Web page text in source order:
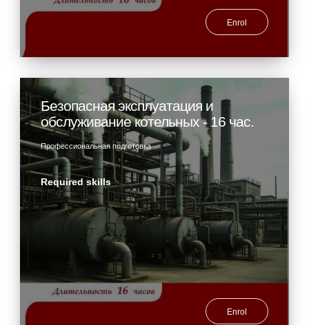
Enrol
Безопасная эксплуатация и
обслуживание котельных - 16 час.
Профессиональная подготовка
Required skills
Enrol